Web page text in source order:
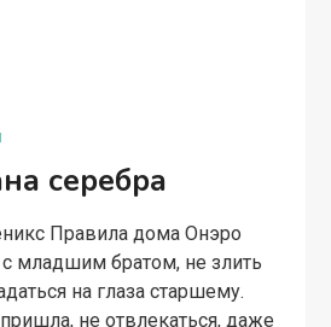
серебра
Правила дома Онэро
младшим братом, не злить
на глаза старшему.
не отвлекаться, даже